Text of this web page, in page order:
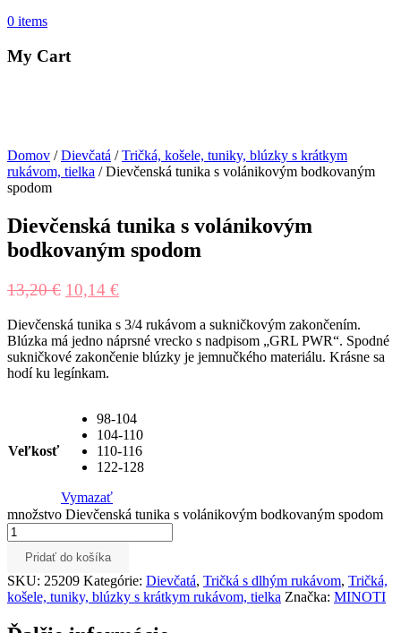
0 items
My Cart
Domov /Dievčatá /Tričká, košele, tuniky, blúzky s krátkym
rukávom, tielka / Dievčenská tunika s volánikovým bodkovaným
spodom
Dievčenská tunika s volánikovým
bodkovaným spodom
13,20€ 10,14 €
Dievčenská tunika s 3/4 rukávom a sukničkovým zakončením.
Blúzka má jedno náprsné vrecko s nadpisom „GRL PWR“. Spodné
sukničkové zakončenie blúzky je jemnučkého materiálu. Krásne sa
hodí ku legínkam.
Veľkosť
98-104
104-110
110-116
122-128
Vymazať
množstvo Dievčenská tunika s volánikovým bodkovaným spodom
Pridať do košíka
SKU: 25209 Kategórie: Dievčatá, Tričká s dlhým rukávom, Tričká,
košele, tuniky, blúzky s krátkym rukávom, tielka Značka: MINOTI